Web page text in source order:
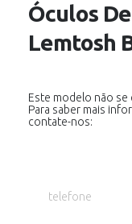
Óculos
Lemtosh
Este modelo não
Para saber mais
contate-nos:
telefone